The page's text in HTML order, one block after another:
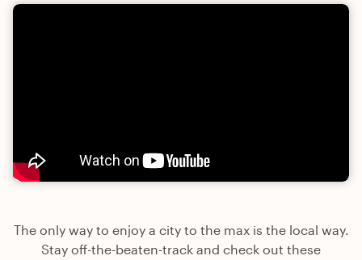
The only way to enjoy a city to the max is the local way.
Stay off-the-beaten-track and check out these